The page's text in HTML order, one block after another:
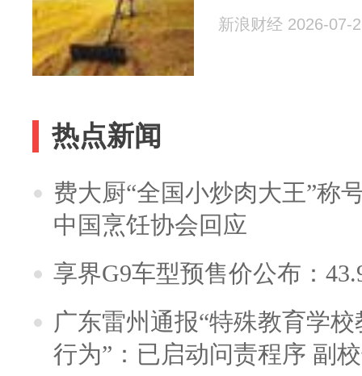
新浪财经 2026-07-
热点新闻
费大厨“全国小炒肉大王”称
中国烹饪协会回应
享界G9车型预售价公布：
广东雷州通报“特殊教育学
行为”：已启动问责程序 副